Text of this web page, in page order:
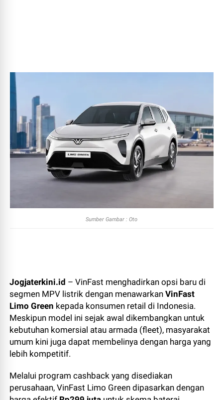
Sumber Gambar : Oto
Jogjaterkini.id – VinFast menghadirkan opsi baru di
segmen MPV listrik dengan menawarkanVinFast
Limo Green kepada konsumen retail di Indonesia.
Meskipun model ini sejak awal dikembangkan untuk
kebutuhan komersial atau armada (fleet), masyarakat
umum kini juga dapat membelinya dengan harga yang
lebih kompetitif.
Melalui program cashback yang disediakan
perusahaan, VinFast Limo Green dipasarkan dengan